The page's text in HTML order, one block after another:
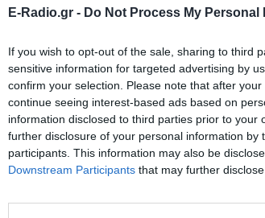
E-Radio.gr - Do Not Process My Personal
If you wish to opt-out of the sale, sharing to third
sensitive information for targeted advertising by
confirm your selection. Please note that after
continue seeing interest-based ads based on
information disclosed to third parties prior to
further disclosure of your personal information by
participants. This information may also be
Downstream Participants that may further